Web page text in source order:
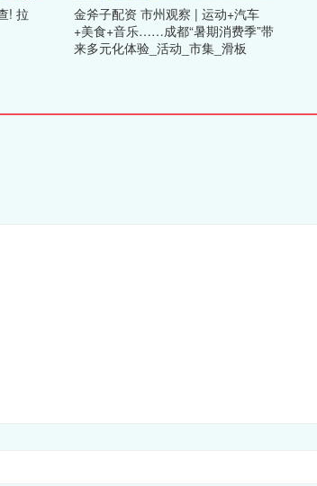
! 拉
金斧子配资 市州观察 | 运动+汽车
+美食+音乐……成都“暑期消费季”带
来多元化体验_活动_市集_滑板